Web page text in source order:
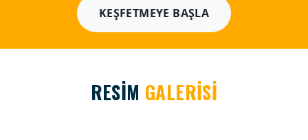
KEŞFETMEYE BAŞLA
RESİM GALERİSİ